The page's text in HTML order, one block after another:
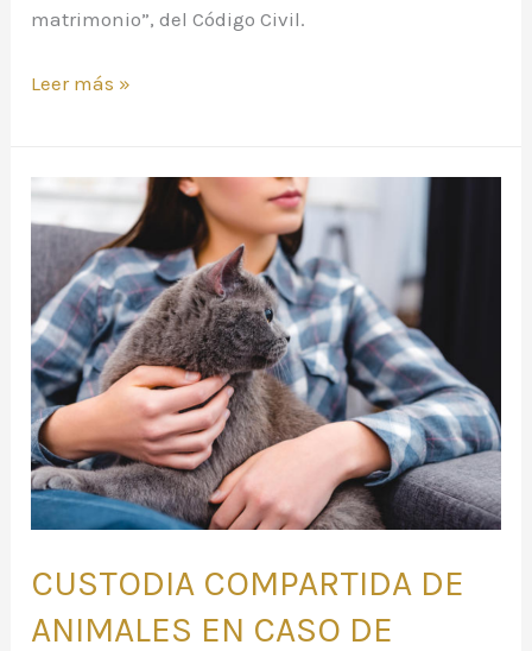
matrimonio”, del Código Civil.
Leer más »
CUSTODIA COMPARTIDA DE
ANIMALES EN CASO DE
CUSTODIA
COMPARTIDA
ANIMALES
EN
CASO
DE
RUPTURA